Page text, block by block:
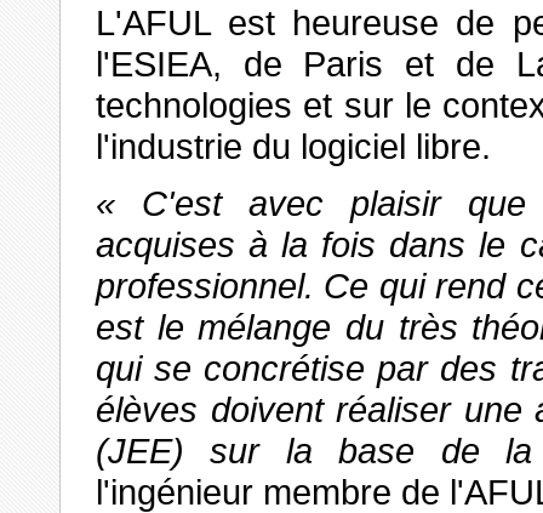
L'AFUL est heureuse de
l'ESIEA, de Paris et de
technologies et sur le
l'industrie du logiciel libre.
C'est avec plaisir que
acquises à la fois dans le
professionnel. Ce qui rend
est le mélange du très
qui se concrétise par des
élèves doivent réaliser une
(JEE) sur la base de
l'ingénieur membre de